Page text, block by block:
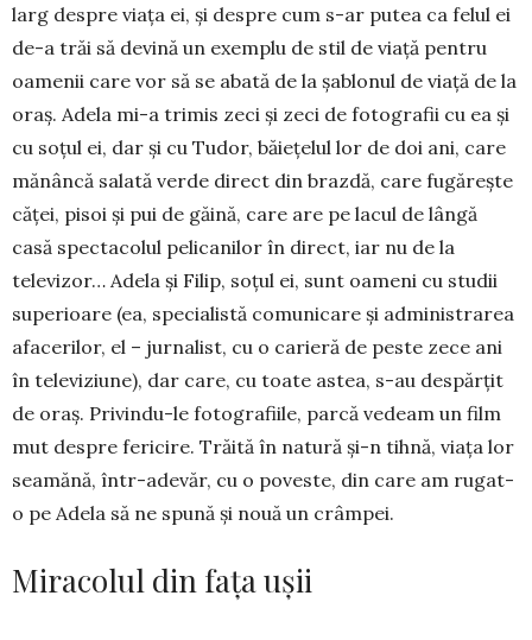
larg despre viața ei, și despre cum s-ar putea ca felul ei
de-a trăi să devină un exemplu de stil de viață pentru
oamenii care vor să se abată de la șablonul de viață de la
oraș. Adela mi-a trimis zeci și zeci de fotografii cu ea și
cu soțul ei, dar și cu Tudor, bă­iețelul lor de doi ani, care
mănâncă salată verde direct din brazdă, care fugărește
căței, pisoi și pui de găină, care are pe lacul de lângă
casă spectacolul pelicanilor în direct, iar nu de la
televizor… Adela și Filip, soțul ei, sunt oameni cu studii
supe­rioare (ea, specialistă comunicare și admi­nis­trarea
afacerilor, el – jurnalist, cu o carieră de peste zece ani
în televiziune), dar care, cu toate astea, s-au despărțit
de oraș. Privindu-le foto­gra­fiile, parcă vedeam un film
mut despre fericire. Trăită în natură și-n tihnă, viața lor
seamănă, într-adevăr, cu o poveste, din care am rugat-
o pe Adela să ne spună și nouă un crâmpei.
Miracolul din fața ușii